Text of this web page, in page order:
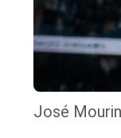
José